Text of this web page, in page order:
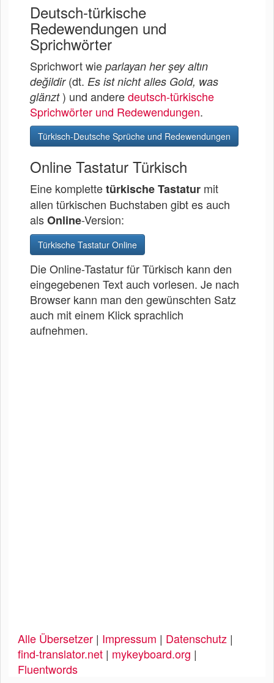
Deutsch-türkische
Redewendungen und
Sprichwörter
Sprichwort wie parlayan her şey altın
değildir(dt. Es ist nicht alles Gold, was
glänzt) und anderedeutsch-türkische
Sprichwörter und Redewendungen.
Türkisch-Deutsche Sprüche und Redewendungen
Online Tastatur Türkisch
Eine komplettetürkische Tastatur mit
allen türkischen Buchstaben gibt es auch
alsOnline-Version:
Türkische Tastatur Online
Die Online-Tastatur für Türkisch kann den
eingegebenen Text auch vorlesen. Je nach
Browser kann man den gewünschten Satz
auch mit einem Klick sprachlich
aufnehmen.
Alle Übersetzer | Impressum | Datenschutz |
find-translator.net | mykeyboard.org |
Fluentwords